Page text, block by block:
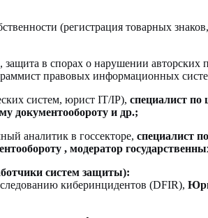
(регистрация товарных
в спорах о нарушении авторских
правовых информационных
систем, юрист IT/IP), специалист
документообороту и др.;
аналитик в госсекторе, специалист
, модератор
систем защиты):
киберинцидентов (DFIR),